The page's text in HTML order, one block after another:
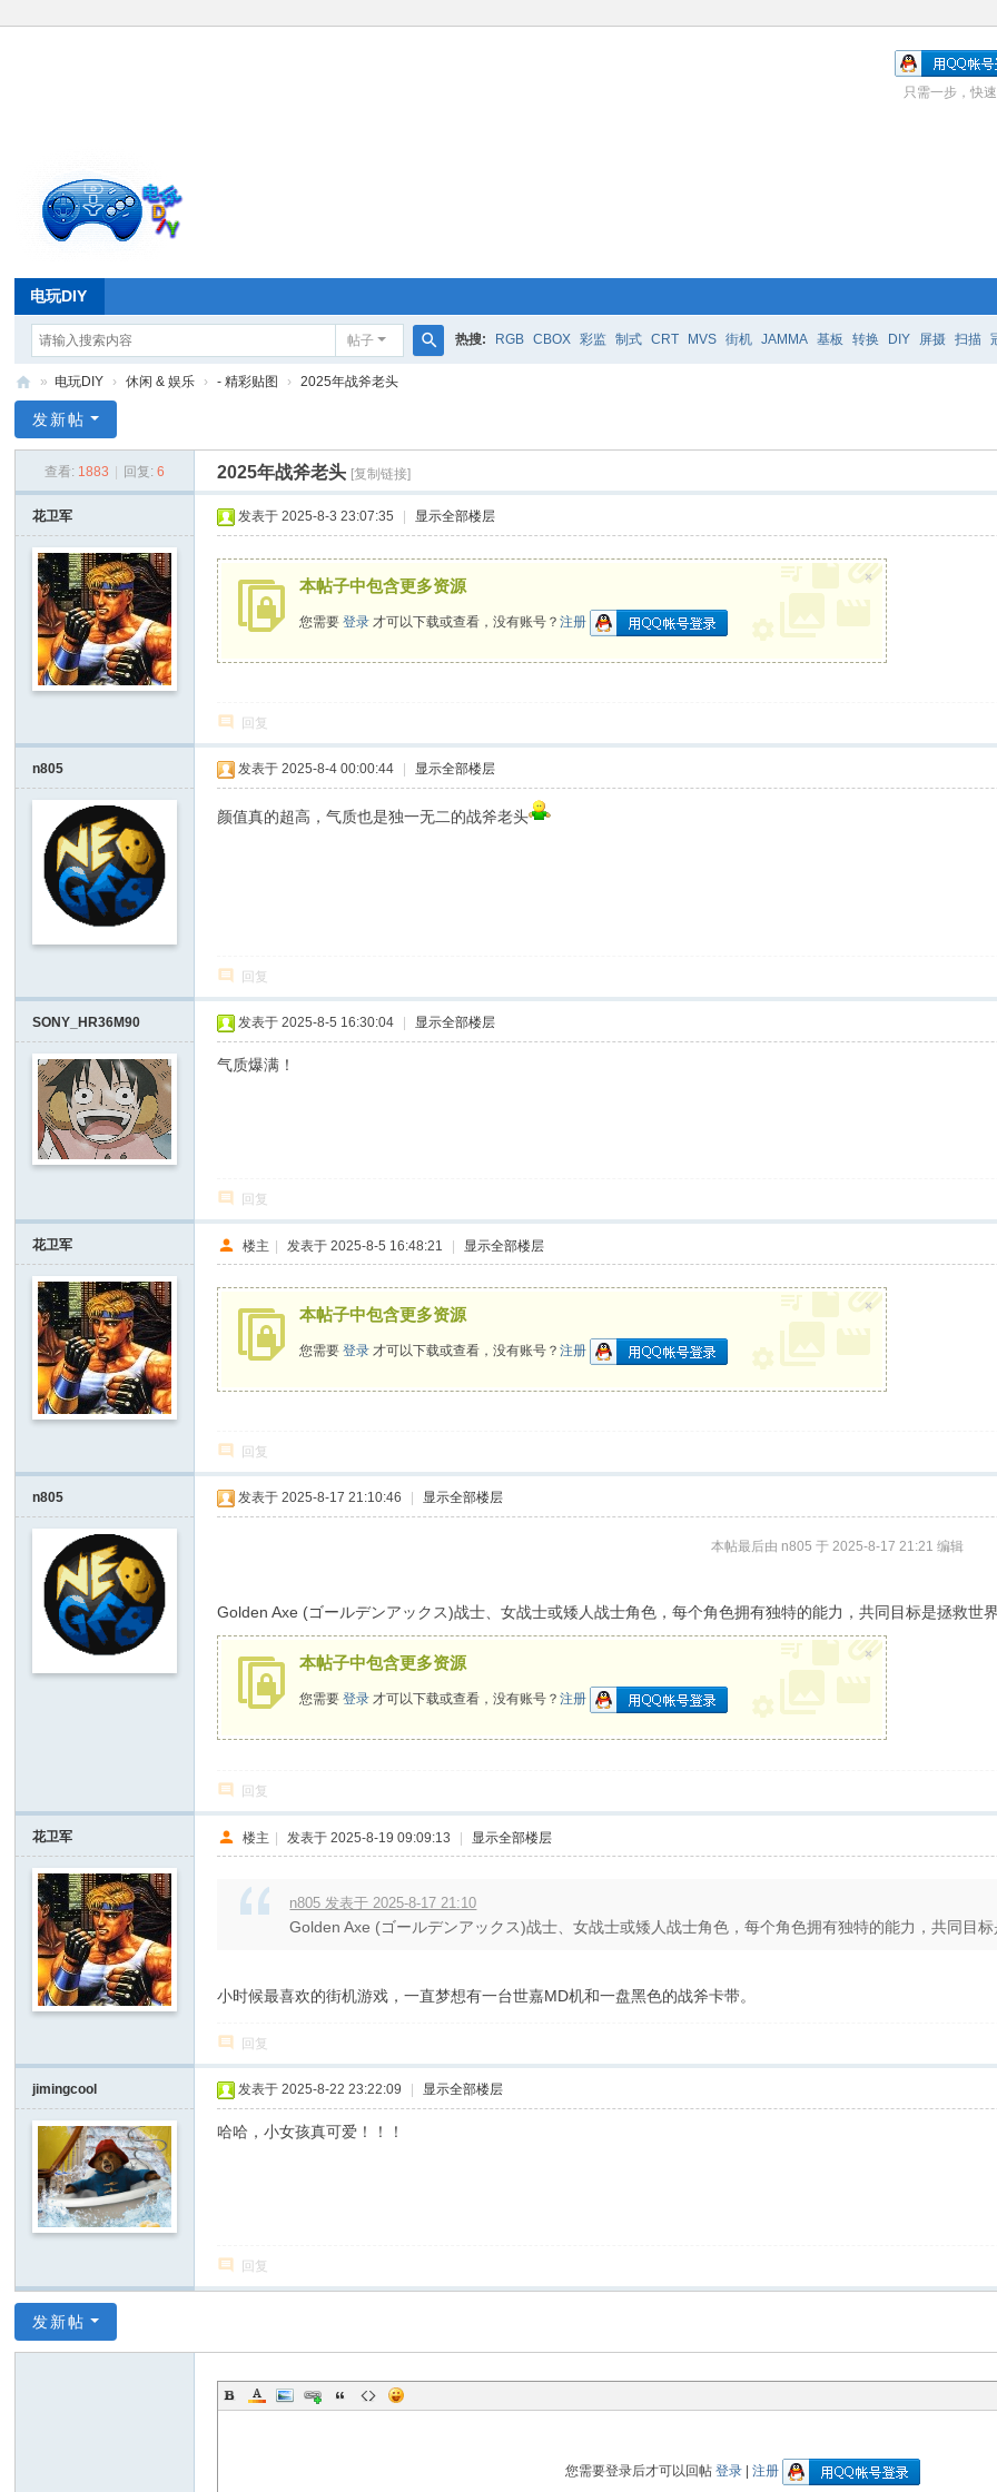
只需一步，快
电玩DIY
帖子 热搜: RGB CBOX 彩监 制式 CRT MVS 街机 JAMMA 基板 转换 DIY 屏摄 扫描
玩
e
elf
» 电玩DIY › 休闲 & 娱乐 › - 精彩贴图 › 2025年战斧老头
发新帖
查看: 1883 回复: 6 2025年战斧老头 [复制链接]
花卫军 发表于 2025-8-3 23:07:35 显示全部楼层
本帖子中包含更多资源
您需要登录 才可以下载或查看，没有账号？注册
×
回复
n805 发表于 2025-8-4 00:00:44 显示全部楼层
颜值真的超高，气质也是独一无二的战斧老头
回复
SONY_HR36M90 发表于 2025-8-5 16:30:04 显示全部楼层
气质爆满！
回复
花卫军 楼主 | 发表于 2025-8-5 16:48:21 | 显示全部楼层
本帖子中包含更多资源
您需要登录 才可以下载或查看，没有账号？注册
×
回复
n805 发表于 2025-8-17 21:10:46 显示全部楼层
本帖最后由 n805 于 2025-8-17 21:21 编辑
Golden Axe (ゴールデンアックス)战士、女战士或矮人战士角色，每个角色拥有独特的能力，共同目标是拯救世
本帖子中包含更多资源
您需要登录 才可以下载或查看，没有账号？注册
×
回复
花卫军 楼主 | 发表于 2025-8-19 09:09:13 | 显示全部楼层
n805 发表于 2025-8-17 21:10
Golden Axe (ゴールデンアックス)战士、女战士或矮人战士角色，每个角色拥有独特的能力，共同目标
小时候最喜欢的街机游戏，一直梦想有一台世嘉MD机和一盘黑色的战斧卡带。
回复
jimingcool 发表于 2025-8-22 23:22:09 显示全部楼层
哈哈，小女孩真可爱！！！
回复
发新帖
您需要登录后才可以回帖 登录| 注册